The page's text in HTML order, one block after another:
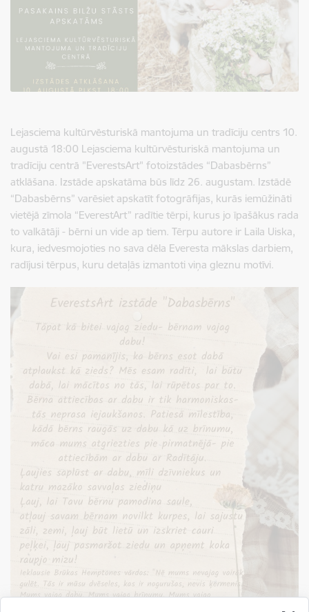
Lejasciema kultūrvēsturiskā mantojuma un tradīciju centrs 10.
augustā 18:00 Lejasciema kultūrvēsturiskā mantojuma un
tradīciju centrā "EverestsArt" fotoizstādes “Dabasbērns”
atklāšana. Izstāde apskatāma būs līdz 26. augustam. Izstādē
“Dabasbērns” varēsiet apskatīt fotogrāfijas, kurās iemūžināti
vietējā zīmola “EverestArt” radītie tērpi, kurus jo īpašākus rada
to valkātāji - bērni un vide ap tiem. Tērpu autore ir Laila Uiska,
kura, iedvesmojoties no sava dēla Everesta mākslas darbiem,
radījusi tērpus, kuru detaļās izmantoti viņa gleznu motīvi.